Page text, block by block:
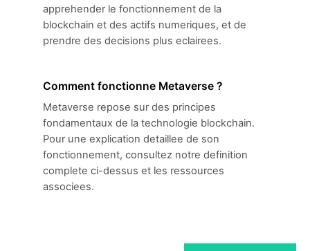
apprehender le fonctionnement de la
blockchain et des actifs numeriques, et de
prendre des decisions plus eclairees.
Comment fonctionne Metaverse ?
Metaverse repose sur des principes
fondamentaux de la technologie blockchain.
Pour une explication detaillee de son
fonctionnement, consultez notre definition
complete ci-dessus et les ressources
associees.